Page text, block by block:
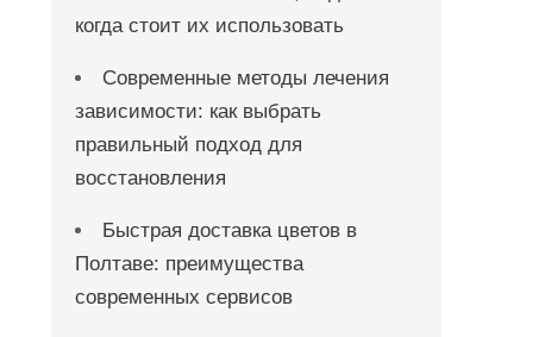
когда стоит их использовать
Современные методы лечения
зависимости: как выбрать
правильный подход для
восстановления
Быстрая доставка цветов в
Полтаве: преимущества
современных сервисов